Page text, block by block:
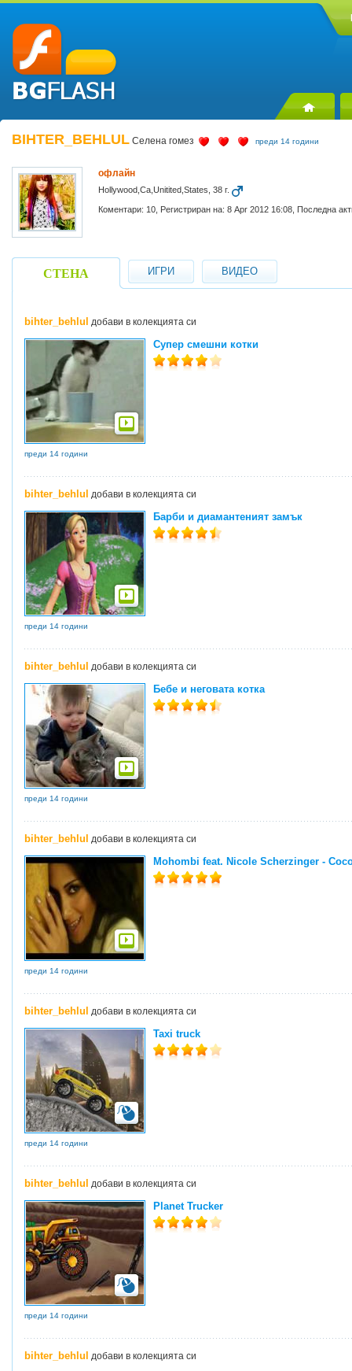
BIHTER_BEHLUL Селена гомез преди 14 години
офлайн
Hollywood,Ca,Unitited,States, 38 г.
Коментари: 10, Регистриран на: 8 Apr 2012 16:08, Последна
СТЕНА ИГРИ ВИДЕО
bihter_behlul добави в колекцията си
Супер смешни котки
преди 14 години
bihter_behlul добави в колекцията си
Барби и диамантеният замък
преди 14 години
bihter_behlul добави в колекцията си
Бебе и неговата котка
преди 14 години
bihter_behlul добави в колекцията си
Mohombi feat. Nicole Scherzinger -
преди 14 години
bihter_behlul добави в колекцията си
Taxi truck
преди 14 години
bihter_behlul добави в колекцията си
Planet Trucker
преди 14 години
bihter_behlul добави в колекцията си